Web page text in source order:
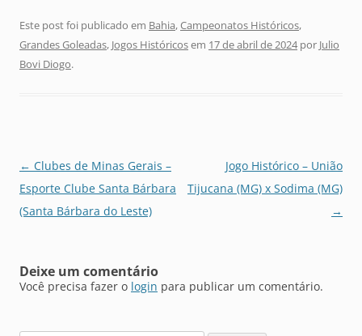
Este post foi publicado em Bahia,Campeonatos Históricos,
Grandes Goleadas, Jogos Históricosem 17 de abril de 2024por Julio
Bovi Diogo.
Navegação
de
posts
← Clubes de Minas Gerais –
Esporte Clube Santa Bárbara
(Santa Bárbara do Leste)
Jogo Histórico – União
Tijucana (MG) x Sodima (MG)
→
Deixe um comentário
Você precisa fazer o login para publicar um comentário.